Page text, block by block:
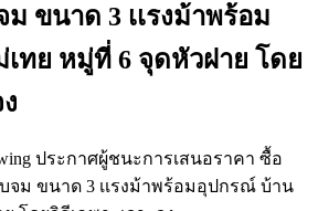
ม ขนาด 3 เเรงม้าพร้อม
เทย หมู่ที่ 6 จุดหัวฝาย โดย